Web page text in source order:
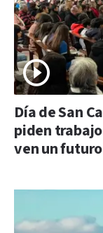
Día de San
piden
ven un